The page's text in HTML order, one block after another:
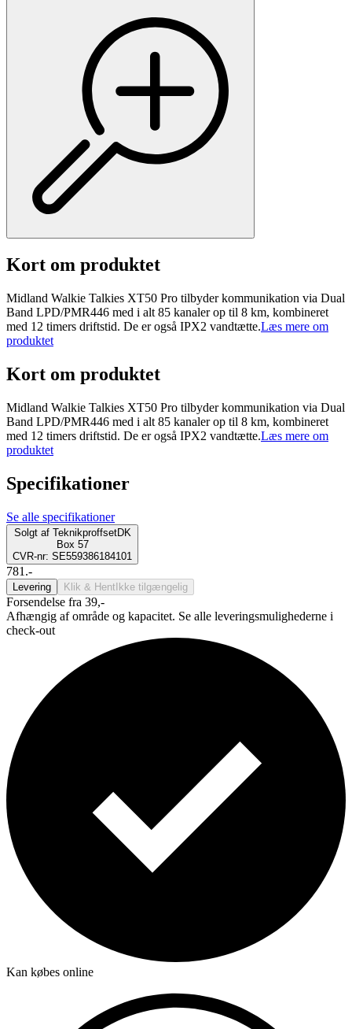
Kort om produktet
Midland Walkie Talkies XT50 Pro tilbyder kommunikation via Dual
Band LPD/PMR446 med i alt 85 kanaler op til 8 km, kombineret
med 12 timers driftstid. De er også IPX2 vandtætte.Læs mere om
produktet
Kort om produktet
Midland Walkie Talkies XT50 Pro tilbyder kommunikation via Dual
Band LPD/PMR446 med i alt 85 kanaler op til 8 km, kombineret
med 12 timers driftstid. De er også IPX2 vandtætte.Læs mere om
produktet
Specifikationer
Se alle specifikationer
Solgt af TeknikproffsetDK
Box 57
CVR-nr: SE559386184101
781.-
Levering Klik & Hent Ikke tilgængelig
Forsendelse fra 39,-
Afhængig af område og kapacitet. Se alle leveringsmulighederne i
check-out
Kan købes online